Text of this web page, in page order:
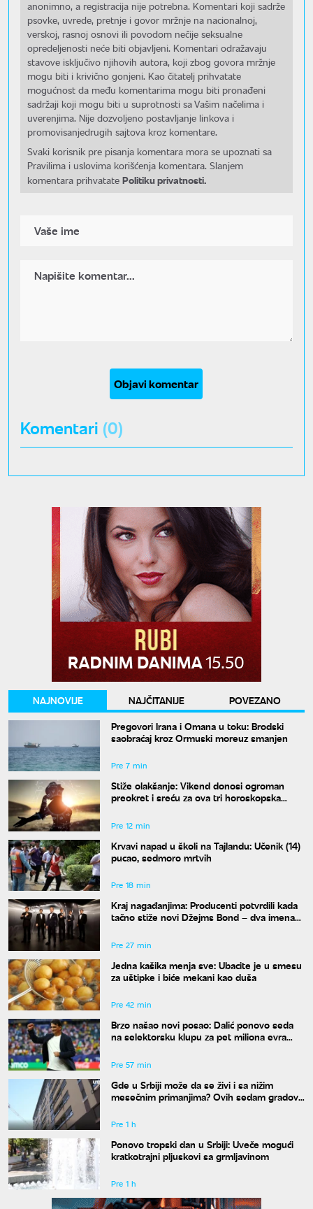
anonimno, a registracija nije potrebna. Komentari koji sadrže
psovke, uvrede, pretnje i govor mržnje na nacionalnoj,
verskoj, rasnoj osnovi ili povodom nečije seksualne
opredeljenosti neće biti objavljeni. Komentari odražavaju
stavove isključivo njihovih autora, koji zbog govora mržnje
mogu biti i krivično gonjeni. Kao čitatelj prihvatate
mogućnost da među komentarima mogu biti pronađeni
sadržaji koji mogu biti u suprotnosti sa Vašim načelima i
uverenjima. Nije dozvoljeno postavljanje linkova i
promovisanjedrugih sajtova kroz komentare.
Svaki korisnik pre pisanja komentara mora se upoznati sa
Pravilima i uslovima korišćenja komentara. Slanjem
komentara prihvatate Politiku privatnosti.
Objavi komentar
Komentari (0)
NAJNOVIJE NAJČITANIJE
POVEZANO
Pregovori Irana i Omana u toku: Brodski
saobraćaj kroz Ormuski moreuz smanjen
Pre 7 min
Stiže olakšanje: Vikend donosi ogroman
preokret i sreću za ova tri horoskopska
Pre 12 min
Krvavi napad u školi na Tajlandu: Učenik (14)
pucao, sedmoro mrtvih
Pre 18 min
Kraj nagađanjima: Producenti potvrdili kada
tačno stiže novi Džejms Bond – dva imena
Pre 27 min
Jedna kašika menja sve: Ubacite je u smesu
za uštipke i biće mekani kao duša
Pre 42 min
Brzo našao novi posao: Dalić ponovo seda
na selektorsku klupu za pet miliona evra
Pre 57 min
Gde u Srbiji može da se živi i sa nižim
mesečnim primanjima? Ovih sedam gradova
Pre 1 h
Ponovo tropski dan u Srbiji: Uveče mogući
kratkotrajni pljuskovi sa grmljavinom
Pre 1 h